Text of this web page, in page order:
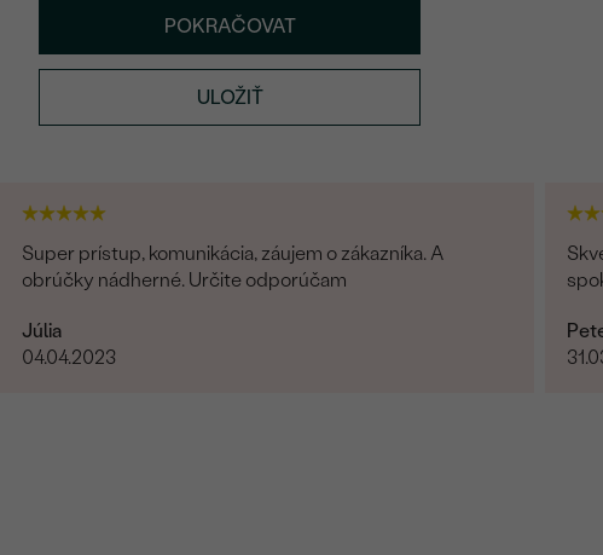
POKRAČOVAT
ULOŽIŤ
Super prístup, komunikácia, záujem o zákazníka. A
obrúčky nádherné. Určite odporúčam
Júlia
04.04.2023